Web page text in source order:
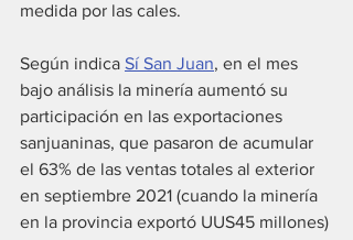
medida por las cales.
Según indica Sí San Juan, en el mes
bajo análisis la minería aumentó su
participación en las exportaciones
sanjuaninas, que pasaron de acumular
el 63% de las ventas totales al exterior
en septiembre 2021 (cuando la minería
en la provincia exportó UUS45 millones)